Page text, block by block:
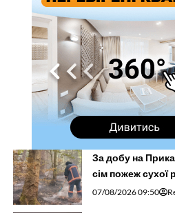
За добу на
сім пожеж сухої
07/08/2026 09:50